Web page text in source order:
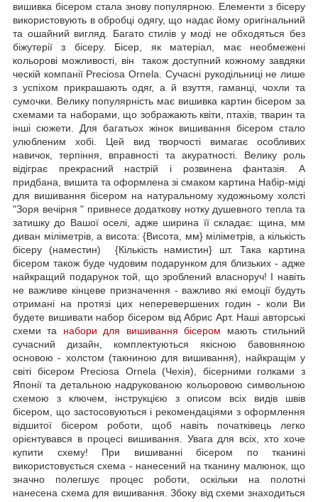
вишивка бісером стала знову популярною. Елементи з бісеру
використовують в обробці одягу, що надає йому оригінальний
та ошайний вигляд. Багато стилів у моді не обходяться без
біжутерії з бісеру. Бісер, як матеріал, має необмежені
кольорові можливості, він також доступний кожному завдяки
ческій компанії Preciosa Ornela. Сучасні рукодільниці не лише
з успіхом прикрашають одяг, а й взуття, гаманці, чохли та
сумочки. Велику популярність має вишивка картин бісером за
схемами та наборами, що зображають квіти, птахів, тварин та
інші сюжети. Для багатьох жінок вишивання бісером стало
улюбленим хобі. Цей вид творчості вимагає особливих
навичок, терпіння, вправності та акуратності. Велику роль
відіграє прекрасний настрій і розвинена фантазія. А
придбана, вишита та оформлена зі смаком картина Набір-міді
для вишивання бісером на натуральному художньому холсті
"Зоря вечірня " привнесе додаткову нотку душевного тепла та
затишку до Вашої оселі, адже ширина її складає: щина, мм
диван міліметрів, а висота: {Висота, мм} міліметрів, а кількість
бісеру (наместин) {Кількість намистин} шт. Така картина
бісером також буде чудовим подарунком для близьких - адже
найкращий подарунок той, що зроблений власноруч! І навіть
не важливе кінцеве призначення - важливо які емоції будуть
отримані на протязі цих неперевершених годин - коли Ви
будете вишивати набор бісером від Абрис Арт. Наші авторські
схеми та набори для вишивання бісером мають стильний
сучасний дизайн, комплектуються якісною бавовняною
основою - холстом (такниною для вишивання), найкращім у
світі бісером Preciosa Ornela (Чехія), бісерними голками з
Японії та детальною надрукованою кольоровою символьною
схемою з ключем, інструкцією з описом всіх видів швів
бісером, що застосовуються і рекомендаціями з оформлення
відшитої бісером роботи, щоб навіть початківець легко
орієнтувався в процесі вишивання. Увага для всіх, хто хоче
купити схему! При вишиванні бісером по тканині
використовується схема - нанесений на тканину малюнок, що
значно полегшує процес роботи, оскільки на полотні
нанесена схема для вишивання. Збоку від схеми знаходиться